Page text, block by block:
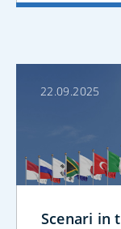
22.09.2025
Scenari in